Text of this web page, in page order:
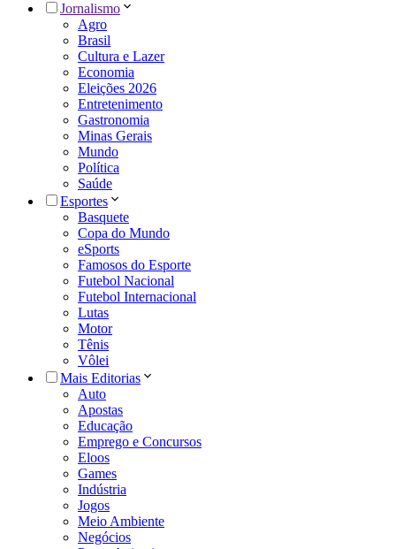
Jornalismo
Agro
Brasil
Cultura e Lazer
Economia
Eleições 2026
Entretenimento
Gastronomia
Minas Gerais
Mundo
Política
Saúde
Esportes
Basquete
Copa do Mundo
eSports
Famosos do Esporte
Futebol Nacional
Futebol Internacional
Lutas
Motor
Tênis
Vôlei
Mais Editorias
Auto
Apostas
Educação
Emprego e Concursos
Eloos
Games
Indústria
Jogos
Meio Ambiente
Negócios